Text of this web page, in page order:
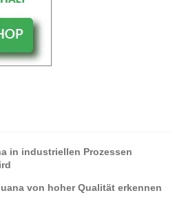
in industriellen Prozessen
von hoher Qualität erkennen